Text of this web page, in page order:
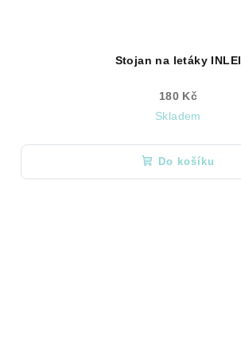
Stojan na letáky INLEI
180 Kč
Skladem
Do košíku